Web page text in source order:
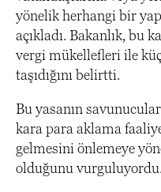
yönelik herhangi bir
açıkladı. Bakanlık, bu
vergi mükellefleri ile
taşıdığını belirtti.
Bu yasanın
kara para aklama
gelmesini önlemeye
olduğunu vurguluyordu.